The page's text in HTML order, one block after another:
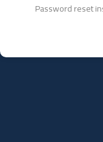
Password reset